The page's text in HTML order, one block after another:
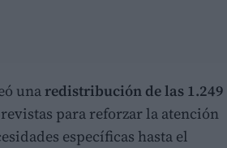
unaredistribución de las 1.249
para reforzar la atención
específicas hasta el